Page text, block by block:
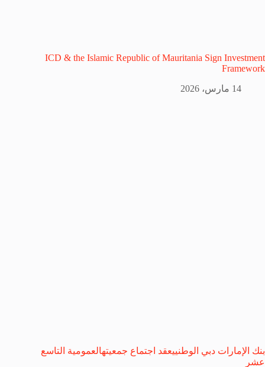
ICD & the Islamic Republic of Mauritania Sign Investment
Framework
14 مارس، 2026
بنك الإمارات دبي الوطنييعقد اجتماع جمعيتهالعمومية التاسع
عشر